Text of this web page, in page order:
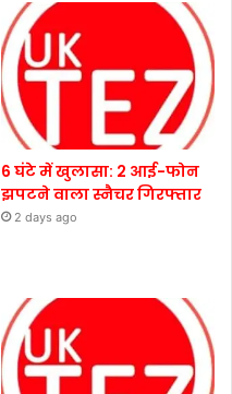
6 घंटे में खुलासा: 2 आई-फोन
झपटने वाला स्नैचर गिरफ्तार
2 days ago